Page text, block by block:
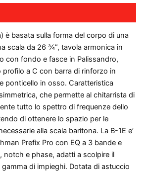
è basata sulla forma del corpo di una
scala da 26 ¾”, tavola armonica in
con fondo e fasce in Palissandro,
profilo a C con barra di rinforzo in
ponticello in osso. Caratteristica
che permette al chitarrista di
tutto lo spettro di frequenze dello
di ottenere lo spazio per le
alla scala baritona. La B-1E e’
Prefix Pro con EQ a 3 bande e
notch e phase, adatti a scolpire il
gamma di impieghi. Dotata di astuccio